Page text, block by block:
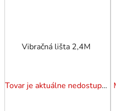
Vibračná lišta 2,4M
Tovar je aktuálne nedostupný. Dotazuj dostupnosť.